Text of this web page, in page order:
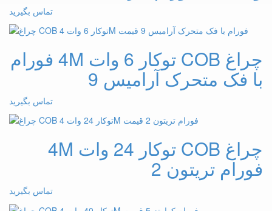
تماس بگیرید
چراغ COB توکار 6 وات 4M فورام
با فک متحرک آرامیس 9
تماس بگیرید
چراغ COB توکار 24 وات 4M
فورام تریتون 2
تماس بگیرید